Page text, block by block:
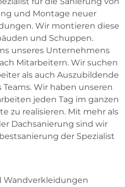
und Montage neuer
Wir montieren diese
und Schuppen.
unseres Unternehmens
Mitarbeitern. Wir suchen
als auch Auszubildende
Wir haben unseren
jeden Tag im ganzen
zu realisieren. Mit mehr als
Dachsanierung sind wir
der Spezialist
Wandverkleidungen